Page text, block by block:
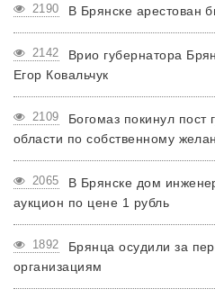
2190 В Брянске арестован
2142
Врио губернатора
Егор Ковальчук
2109
Богомаз покинул пост
области по собственному
2065
В Брянске дом
аукцион по цене 1 рубль
1892
Брянца осудили за
организациям